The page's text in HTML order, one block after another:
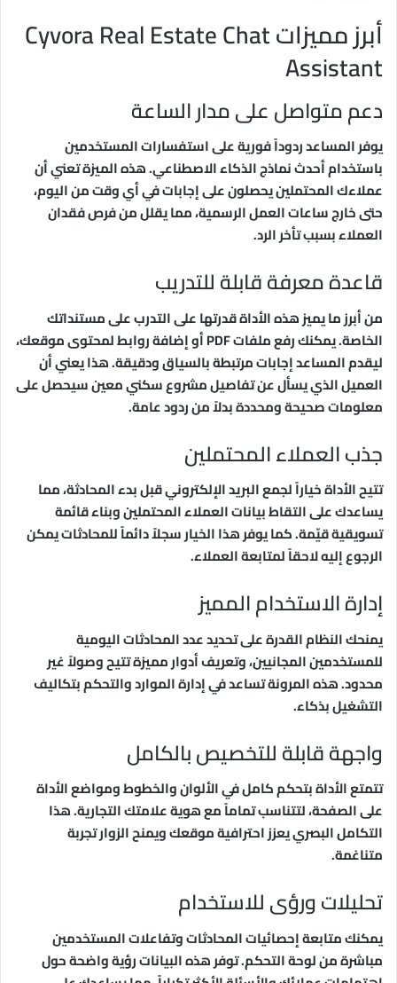
أبرز مميزات Cyvora Real Estate Chat
Assistant
دعم متواصل على مدار الساعة
يوفر المساعد ردوداً فورية على استفسارات المستخدمين
باستخدام أحدث نماذج الذكاء الاصطناعي. هذه الميزة تعني أن
عملاءك المحتملين يحصلون على إجابات في أي وقت من اليوم،
حتى خارج ساعات العمل الرسمية، مما يقلل من فرص فقدان
العملاء بسبب تأخر الرد.
قاعدة معرفة قابلة للتدريب
من أبرز ما يميز هذه الأداة قدرتها على التدرب على مستنداتك
الخاصة. يمكنك رفع ملفات PDF أو إضافة روابط لمحتوى موقعك،
ليقدم المساعد إجابات مرتبطة بالسياق ودقيقة. هذا يعني أن
العميل الذي يسأل عن تفاصيل مشروع سكني معين سيحصل على
معلومات صحيحة ومحددة بدلاً من ردود عامة.
جذب العملاء المحتملين
تتيح الأداة خياراً لجمع البريد الإلكتروني قبل بدء المحادثة، مما
يساعدك على التقاط بيانات العملاء المحتملين وبناء قائمة
تسويقية قيّمة. كما يوفر هذا الخيار سجلاً دائماً للمحادثات يمكن
الرجوع إليه لاحقاً لمتابعة العملاء.
إدارة الاستخدام المميز
يمنحك النظام القدرة على تحديد عدد المحادثات اليومية
للمستخدمين المجانيين، وتعريف أدوار مميزة تتيح وصولاً غير
محدود. هذه المرونة تساعد في إدارة الموارد والتحكم بتكاليف
التشغيل بذكاء.
واجهة قابلة للتخصيص بالكامل
تتمتع الأداة بتحكم كامل في الألوان والخطوط ومواضع الأداة
على الصفحة، لتتناسب تماماً مع هوية علامتك التجارية. هذا
التكامل البصري يعزز احترافية موقعك ويمنح الزوار تجربة
متناغمة.
تحليلات ورؤى للاستخدام
يمكنك متابعة إحصائيات المحادثات وتفاعلات المستخدمين
مباشرة من لوحة التحكم. توفر هذه البيانات رؤية واضحة حول